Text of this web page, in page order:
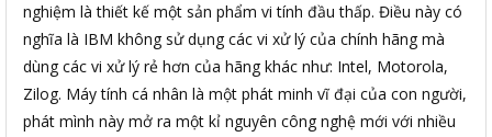
nghiệm là thiết kế một sản phẩm vi tính đầu thấp. Điều này có
nghĩa là IBM không sử dụng các vi xử lý của chính hãng mà
dùng các vi xử lý rẻ hơn của hãng khác như: Intel, Motorola,
Zilog. Máy tính cá nhân là một phát minh vĩ đại của con người,
phát mình này mở ra một kỉ nguyên công nghệ mới với nhiều